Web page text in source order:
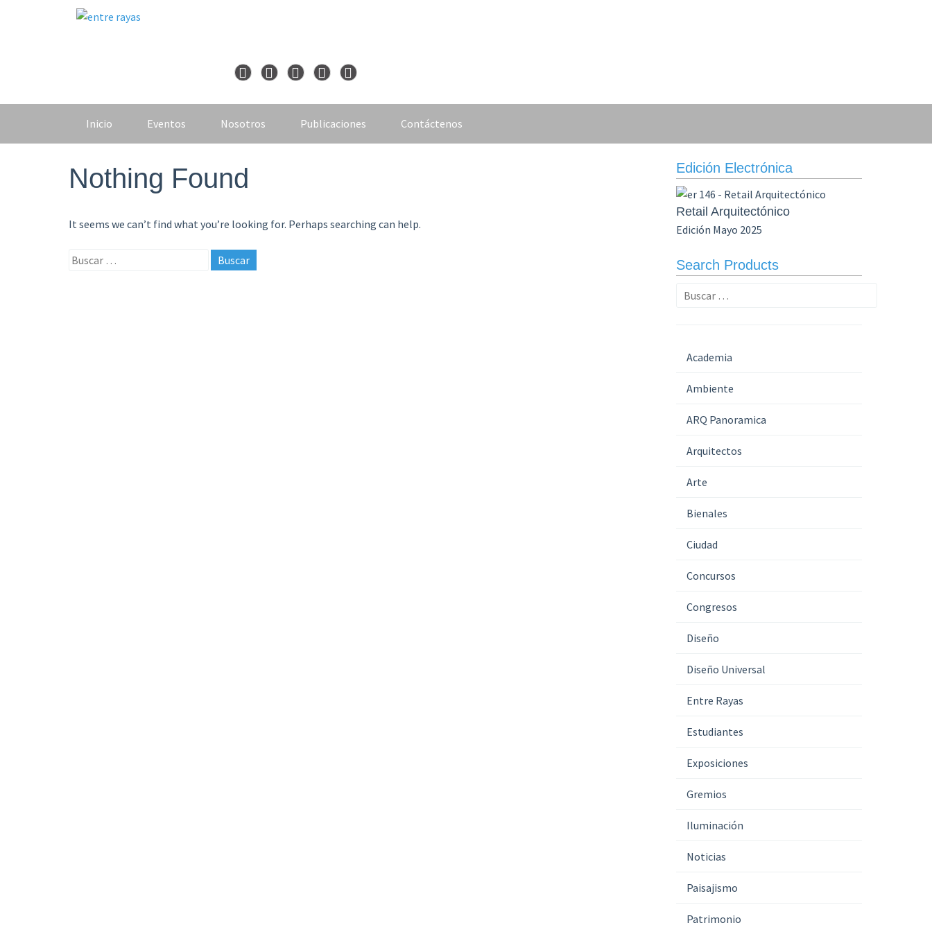
Inicio Eventos Nosotros Publicaciones Contáctenos
Nothing Found
It seems we can’t find what you’re looking for. Perhaps searching can help.
Buscar:
Edición Electrónica
Retail Arquitectónico
Edición Mayo 2025
Search Products
Buscar:
Academia
Ambiente
ARQ Panoramica
Arquitectos
Arte
Bienales
Ciudad
Concursos
Congresos
Diseño
Diseño Universal
Entre Rayas
Estudiantes
Exposiciones
Gremios
Iluminación
Noticias
Paisajismo
Patrimonio